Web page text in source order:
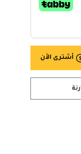
أشترى الأن